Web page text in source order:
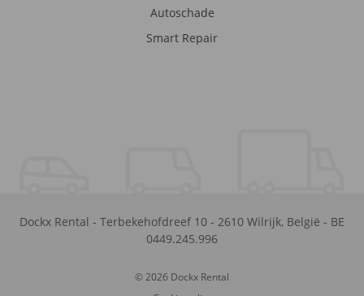
Autoschade
Smart Repair
Dockx Rental - Terbekehofdreef 10 - 2610 Wilrijk, België - BE
0449.245.996
© 2026 Dockx Rental